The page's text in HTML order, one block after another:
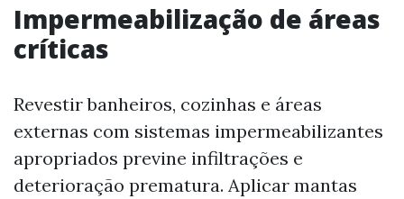
Impermeabilização de áreas
críticas
Revestir banheiros, cozinhas e áreas
externas com sistemas impermeabilizantes
apropriados previne infiltrações e
deterioração prematura. Aplicar mantas